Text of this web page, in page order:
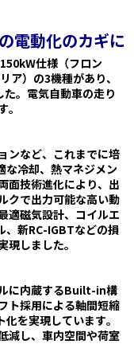
電動化のカギに
仕様（フロン
ア）の3機種があり、
。電気自動車の走り
ンなど、これまでに培
な冷却、熱マネジメン
面技術進化により、出
クで出力可能な高い動
適磁気設計、コイルエ
、新RC-IGBTなどの損
しました。
に内蔵するBuilt-in構
ト採用による軸間短縮
を実現しています。
減し、車内空間や荷室